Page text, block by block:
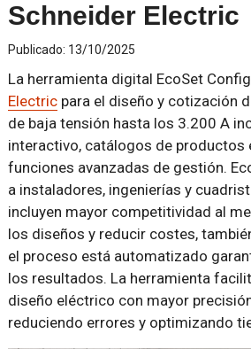
Schneider Electric
Publicado: 13/10/2025
La herramienta digital EcoSet
Electricpara el diseño y cotización
de baja tensión hasta los 3.200 A
interactivo, catálogos de productos
funciones avanzadas de gestión.
a instaladores, ingenierías y
incluyen mayor competitividad al
los diseños y reducir costes,
el proceso está automatizado
los resultados. La herramienta
diseño eléctrico con mayor
reduciendo errores y optimizando